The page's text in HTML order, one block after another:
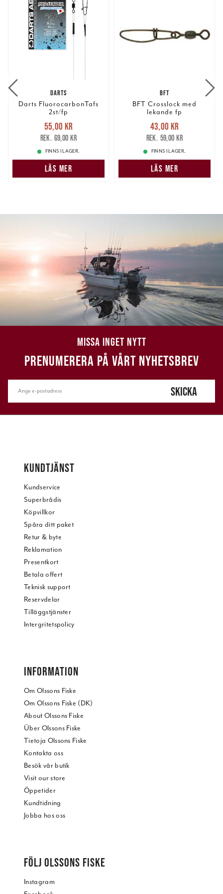
DARTS
Darts FluorocarbonTafs
2st/fp
Nuvarande pris
55,00 krTidigare pris
69,00 kr
55,00 kr
69,00 kr
FINNS I LAGER.
LÄS MER
BFT
BFT Crosslock med
lekande fp
Nuvarande pris
43,00 krTidigare pris
59,00 kr
43,00 kr
59,00 kr
FINNS I LAGER.
LÄS MER
MISSA INGET NYTT
PRENUMERERA PÅ VÅRT NYHETSBREV
SKICKA
KUNDTJÄNST
Kundservice
Superbrådis
Köpvillkor
Spåra ditt paket
Retur & byte
Reklamation
Presentkort
Betala offert
Teknisk support
Reservdelar
Tilläggstjänster
Intergritetspolicy
INFORMATION
Om Olssons Fiske
Om Olssons Fiske (DK)
About Olssons Fiske
Über Olssons Fiske
Tietoja Olssons Fiske
Kontakta oss
Besök vår butik
Visit our store
Öppetider
Kundtidning
Jobba hos oss
FÖLJ OLSSONS FISKE
Instagram